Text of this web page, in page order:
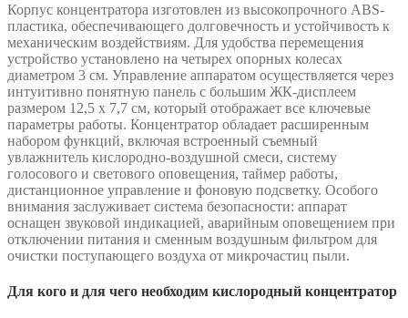
Корпус концентратора изготовлен из высокопрочного ABS-
пластика, обеспечивающего долговечность и устойчивость к
механическим воздействиям. Для удобства перемещения
устройство установлено на четырех опорных колесах
диаметром 3 см. Управление аппаратом осуществляется через
интуитивно понятную панель с большим ЖК-дисплеем
размером 12,5 x 7,7 см, который отображает все ключевые
параметры работы. Концентратор обладает расширенным
набором функций, включая встроенный съемный
увлажнитель кислородно-воздушной смеси, систему
голосового и светового оповещения, таймер работы,
дистанционное управление и фоновую подсветку. Особого
внимания заслуживает система безопасности: аппарат
оснащен звуковой индикацией, аварийным оповещением при
отключении питания и сменным воздушным фильтром для
очистки поступающего воздуха от микрочастиц пыли.
Для кого и для чего необходим кислородный концентратор